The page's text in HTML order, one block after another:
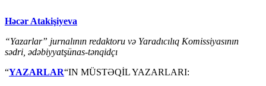
Həcər Atakişiyeva
“Yazarlar” jurnalının redaktoru və Yaradıcılıq Komissiyasının
sədri, ədəbiyyatşünas-tənqidçı
“YAZARLAR“IN MÜSTƏQİL YAZARLARI: